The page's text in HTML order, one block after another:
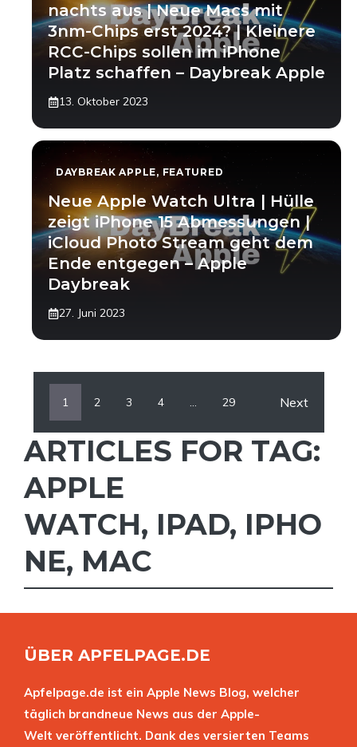
nachts aus | Neue Macs mit
3nm-Chips erst 2024? | Kleinere
RCC-Chips sollen im iPhone
Platz schaffen – Daybreak Apple
13. Oktober 2023
DAYBREAK APPLE, FEATURED
Neue Apple Watch Ultra | Hülle
zeigt iPhone 15 Abmessungen |
iCloud Photo Stream geht dem
Ende entgegen – Apple
Daybreak
27. Juni 2023
1 2 3 4 … 29 Next
ARTICLES FOR TAG:
APPLE
WATCH, IPAD, IPHO
NE, MAC
ÜBER APFELPAGE.DE
Apfelpage.de ist ein Apple News Blog, welcher
täglich brandneue News aus der Apple-
Welt veröffentlicht. Dank des versierten Teams